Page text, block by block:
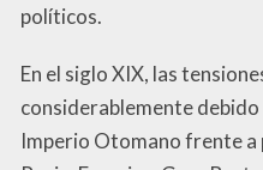
políticos.
En el siglo XIX, las
considerablemente
Imperio Otomano frente a